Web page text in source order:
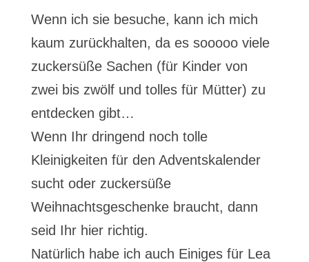
Wenn ich sie besuche, kann ich mich
kaum zurückhalten, da es sooooo viele
zuckersüße Sachen (für Kinder von
zwei bis zwölf und tolles für Mütter) zu
entdecken gibt…
Wenn Ihr dringend noch tolle
Kleinigkeiten für den Adventskalender
sucht oder zuckersüße
Weihnachtsgeschenke braucht, dann
seid Ihr hier richtig.
Natürlich habe ich auch Einiges für Lea